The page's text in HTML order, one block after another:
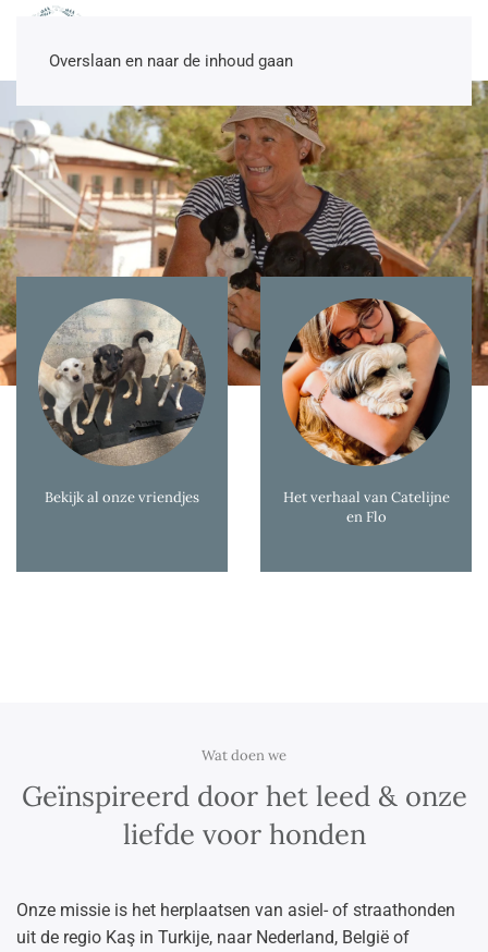
Overslaan en naar de inhoud gaan
Bekijk al onze vriendjes
Het verhaal van Catelijne
en Flo
Wat doen we
Geïnspireerd door het leed & onze
liefde voor honden
Onze missie is het herplaatsen van asiel- of straathonden
uit de regio Kaş in Turkije, naar Nederland, België of